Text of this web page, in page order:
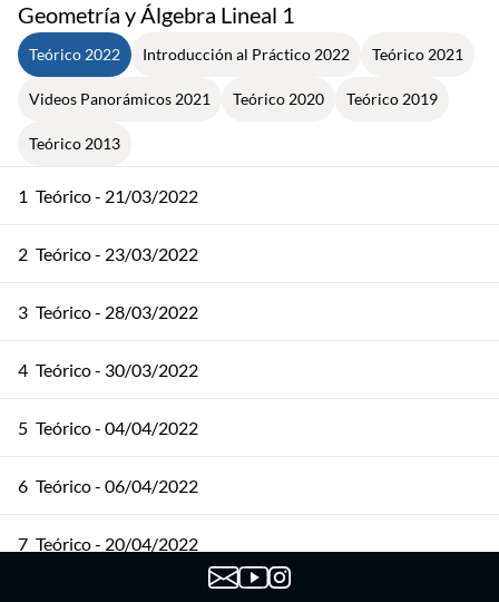
Geometría y Álgebra Lineal 1
Teórico 2022 Introducción al Práctico 2022 Teórico 2021
Videos Panorámicos 2021 Teórico 2020 Teórico 2019
Teórico 2013
1 Teórico - 21/03/2022
2 Teórico - 23/03/2022
3 Teórico - 28/03/2022
4 Teórico - 30/03/2022
5 Teórico - 04/04/2022
6 Teórico - 06/04/2022
7 Teórico - 20/04/2022